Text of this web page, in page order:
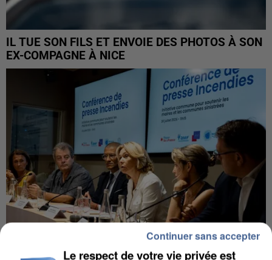
IL TUE SON FILS ET ENVOIE DES PHOTOS À SON
EX-COMPAGNE À NICE
Le respect de votre vie privée est
Continuer sans accepter